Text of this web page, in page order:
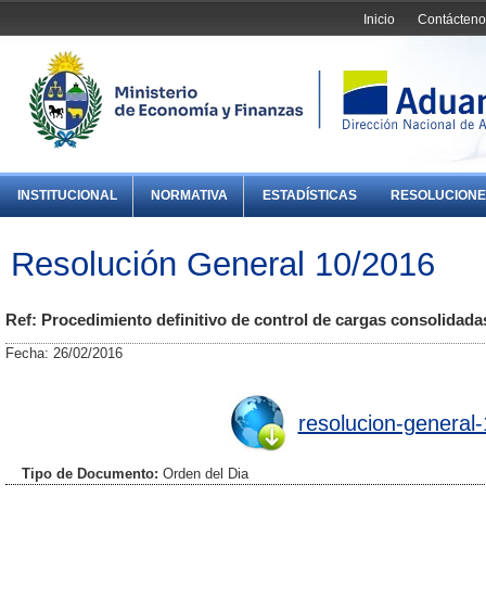
Inicio
INSTITUCIONAL NORMATIVA ESTADÍSTICAS
Resolución General 10/2016
Ref: Procedimiento definitivo de control de cargas
Fecha: 26/02/2016
resolucion-
Tipo de Documento: Orden del Dia